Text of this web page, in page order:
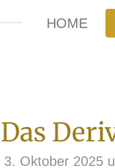
HOME
Oktober 2025